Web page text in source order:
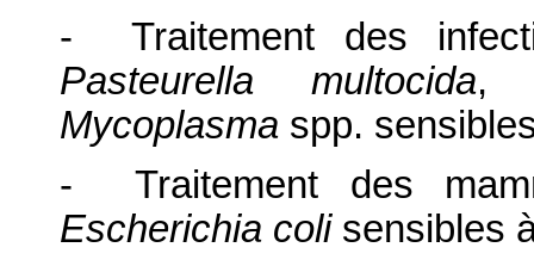
- Traitement des
Pasteurella multocida
Mycoplasma spp.
- Traitement des
Escherichia coli sensibles